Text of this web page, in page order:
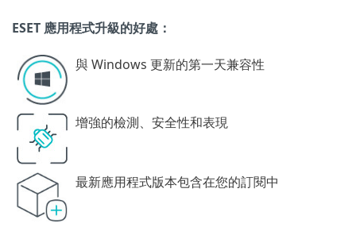
ESET 應用程式升級的好處：
與 Windows 更新的第一天兼容性
增強的檢測、安全性和表現
最新應用程式版本包含在您的訂閱中